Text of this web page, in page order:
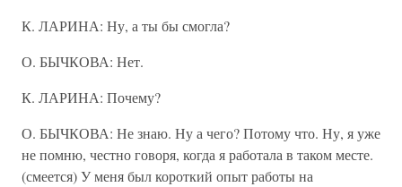
К. ЛАРИНА: Ну, а ты бы смогла?
О. БЫЧКОВА: Нет.
К. ЛАРИНА: Почему?
О. БЫЧКОВА: Не знаю. Ну а чего? Потому что. Ну, я уже
не помню, честно говоря, когда я работала в таком месте.
(смеется) У меня был короткий опыт работы на